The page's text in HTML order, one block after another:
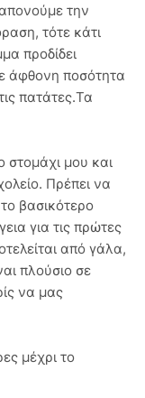
την
τότε κάτι
προδίδει
άφθονη ποσότητα
πατάτες.Τα
στομάχι μου και
Πρέπει να
βασικότερο
για τις πρώτες
από γάλα,
πλούσιο σε
να μας
μέχρι το